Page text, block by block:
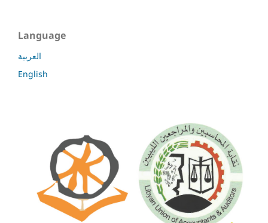
Language
العربية
English